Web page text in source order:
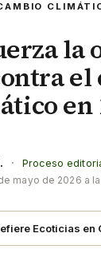
la
el
en
·
Proceso
mayo de 2026 a
Ecoticias en